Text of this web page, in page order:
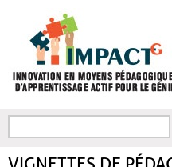
FORMULAIRE DE